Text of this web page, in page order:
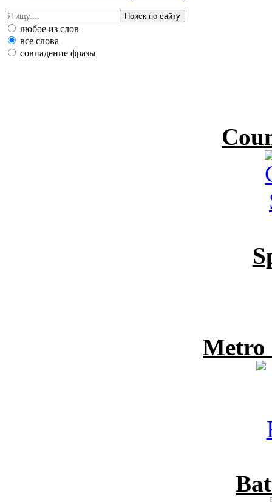
любое из слов
все слова
совпадение фразы
Metro